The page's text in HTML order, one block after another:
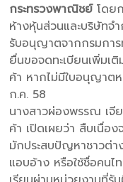
กระทรวงพาณิชย์โดย
ห้างหุ้นส่วนและบริษัทจ
รับอนุญาตจากกรมกา
ยื่นขอจดทะเบียนเพิ่มเ
ค้า หากไม่มีใบอนุญาต
ก.ค. 58
นางสาวผ่องพรรณ เจี
ค้า เปิดเผยว่า สืบเนื่อ
มักประสบปัญหาชาวต่า
แอบอ้าง หรือใช้ชื่อคน